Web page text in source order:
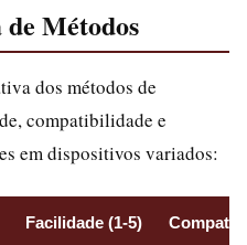
Métodos
dos métodos de
compatibilidade e
em dispositivos variados:
Facilidade (1-5)